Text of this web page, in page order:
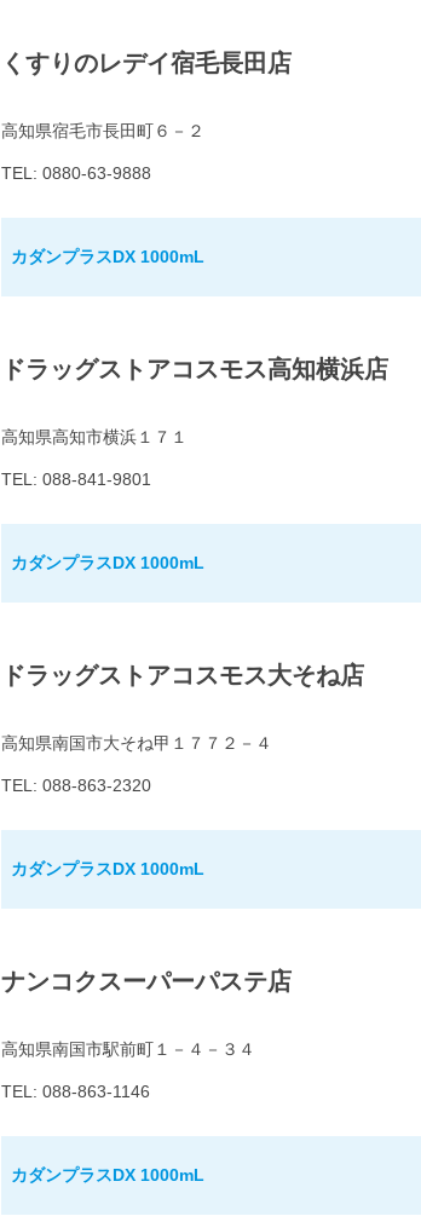
くすりのレデイ宿毛長田店
高知県宿毛市長田町６－２
TEL: 0880-63-9888
カダンプラスDX 1000mL
ドラッグストアコスモス高知横浜店
高知県高知市横浜１７１
TEL: 088-841-9801
カダンプラスDX 1000mL
ドラッグストアコスモス大そね店
高知県南国市大そね甲１７７２－４
TEL: 088-863-2320
カダンプラスDX 1000mL
ナンコクスーパーパステ店
高知県南国市駅前町１－４－３４
TEL: 088-863-1146
カダンプラスDX 1000mL